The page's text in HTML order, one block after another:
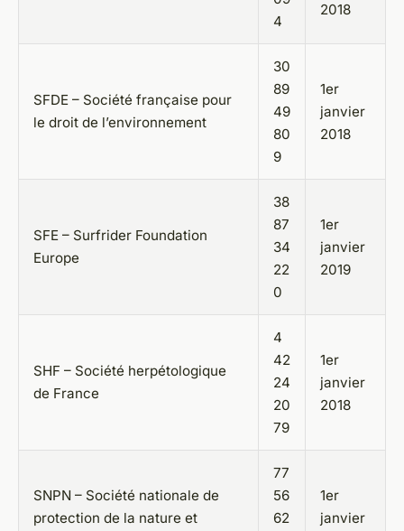
4
2018
SFDE – Société française pour
le droit de l’environnement
30
89
49
80
9
1er
janvier
2018
SFE – Surfrider Foundation
Europe
38
87
34
22
0
1er
janvier
2019
SHF – Société herpétologique
de France
4
42
24
20
79
1er
janvier
2018
SNPN – Société nationale de
protection de la nature et
77
56
62
1er
janvier